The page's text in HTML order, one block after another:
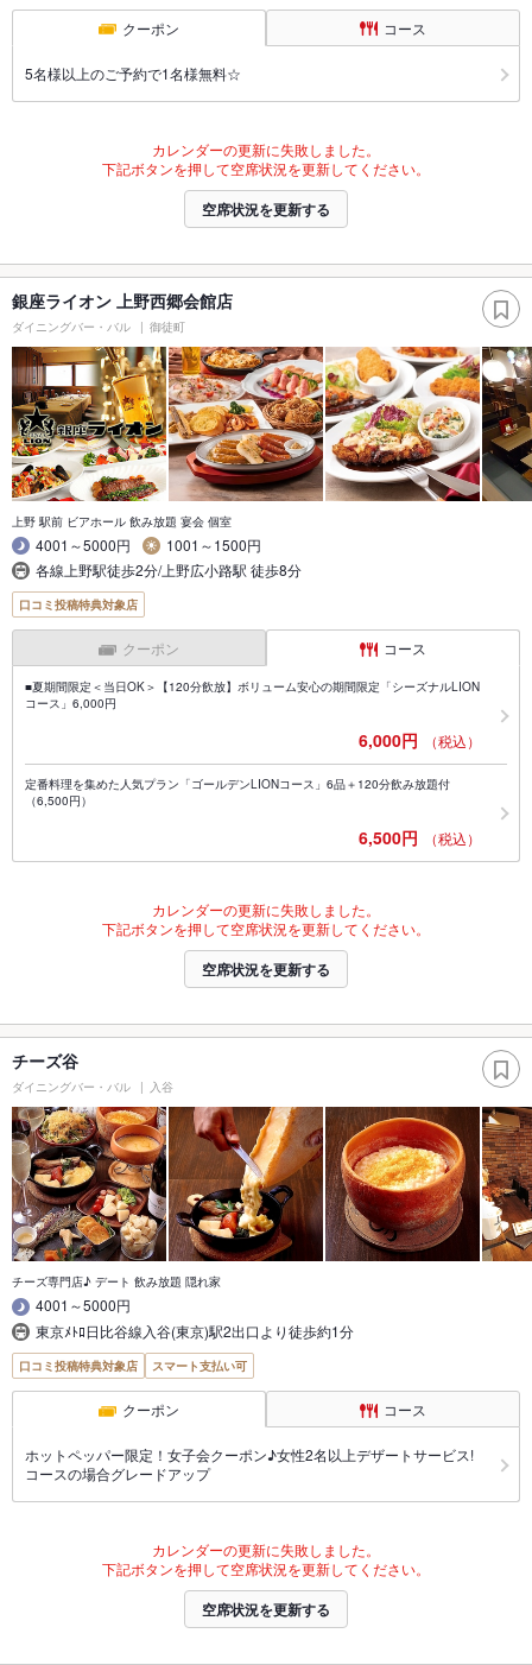
クーポン コース
5名様以上のご予約で1名様無料☆
カレンダーの更新に失敗しました。
下記ボタンを押して空席状況を更新してください。
空席状況を更新する
銀座ライオン 上野西郷会館店
ダイニングバー・バル 御徒町
上野 駅前 ビアホール 飲み放題 宴会 個室
4001～5000円
1001～1500円
各線上野駅徒歩2分/上野広小路駅 徒歩8分
口コミ投稿特典対象店
クーポン コース
■夏期間限定＜当日OK＞【120分飲放】ボリューム安心の期間限定「シーズナルLION
コース」6,000円
6,000円 （税込）
定番料理を集めた人気プラン「ゴールデンLIONコース」6品＋120分飲み放題付
（6,500円）
6,500円 （税込）
カレンダーの更新に失敗しました。
下記ボタンを押して空席状況を更新してください。
空席状況を更新する
チーズ谷
ダイニングバー・バル 入谷
チーズ専門店♪ デート 飲み放題 隠れ家
4001～5000円
東京ﾒﾄﾛ日比谷線入谷(東京)駅2出口より徒歩約1分
口コミ投稿特典対象店 スマート支払い可
クーポン コース
ホットペッパー限定！女子会クーポン♪女性2名以上デザートサービス!
コースの場合グレードアップ
カレンダーの更新に失敗しました。
下記ボタンを押して空席状況を更新してください。
空席状況を更新する